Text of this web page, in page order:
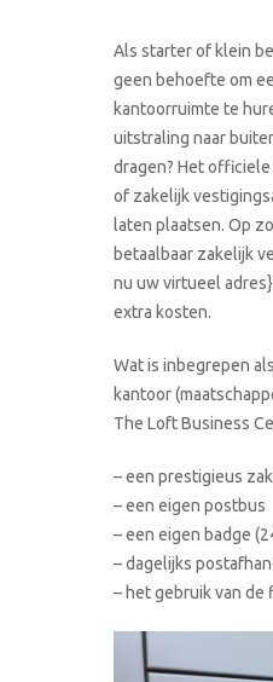
Als starter of klein
geen behoefte om
kantoorruimte te
uitstraling naar
dragen? Het
of zakelijk
laten plaatsen. Op
betaalbaar zakelijk
nu uw virtueel
extra kosten.
Wat is inbegrepen
kantoor
The Loft Business
– een prestigieus
– een eigen postbus
– een eigen badge
– dagelijks
– het gebruik van de